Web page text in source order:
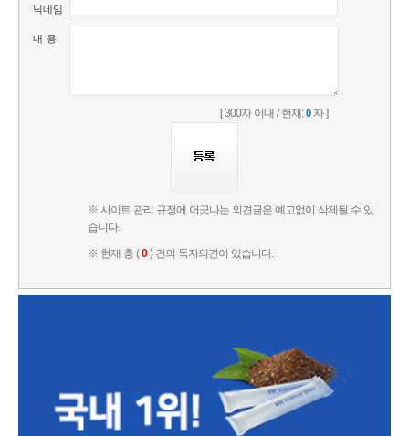
닉네임
내 용
[ 300자 이내 / 현재:0자 ]
※ 사이트 관리 규정에 어긋나는 의견글은 예고없이 삭제될 수 있
습니다.
※ 현재 총 (0) 건의 독자의견이 있습니다.